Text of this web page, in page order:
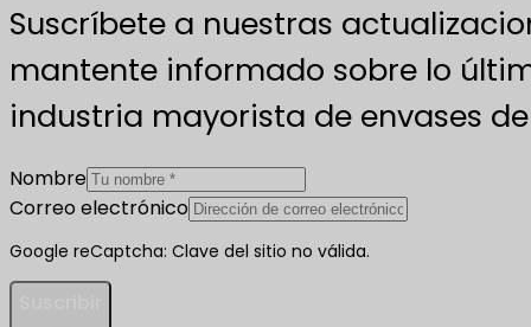
Suscríbete a nuestras
mantente informado sobre lo
industria mayorista de envases
Nombre
Correo electrónico
Google reCaptcha: Clave del sitio no válida.